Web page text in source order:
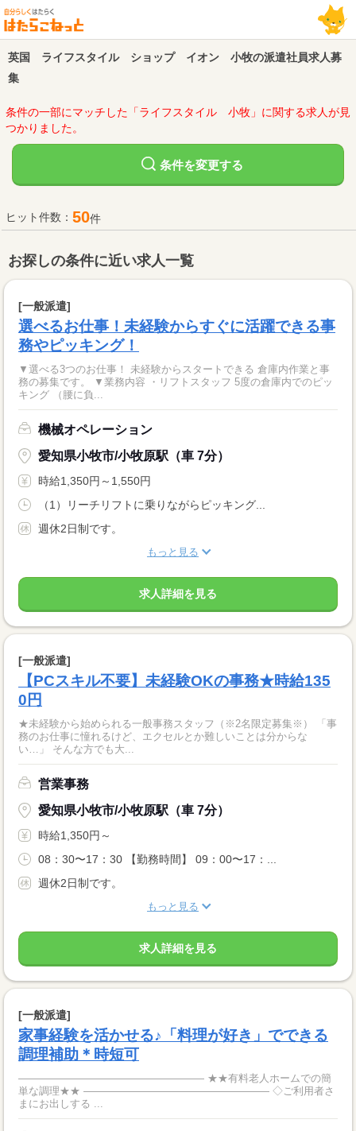
英国 ライフスタイル ショップ イオン 小牧の派遣社員求人募
集
条件の一部にマッチした「ライフスタイル 小牧」に関する求人が見
つかりました。
条件を変更する
ヒット件数： 50件
お探しの条件に近い求人一覧
[一般派遣]
選べるお仕事！未経験からすぐに活躍できる事
務やピッキング！
▼選べる3つのお仕事！ 未経験からスタートできる 倉庫内作業と事
務の募集です。 ▼業務内容 ・リフトスタッフ 5度の倉庫内でのピッ
キング （腰に負...
機械オペレーション
愛知県小牧市/小牧原駅（車 7分）
時給1,350円～1,550円
（1）リーチリフトに乗りながらピッキング...
週休2日制です。
もっと見る
求人詳細を見る
[一般派遣]
【PCスキル不要】未経験OKの事務★時給135
0円
★未経験から始められる一般事務スタッフ（※2名限定募集※） 「事
務のお仕事に憧れるけど、エクセルとか難しいことは分からな
い…」 そんな方でも大...
営業事務
愛知県小牧市/小牧原駅（車 7分）
時給1,350円～
08：30〜17：30 【勤務時間】 09：00〜17：...
週休2日制です。
もっと見る
求人詳細を見る
[一般派遣]
家事経験を活かせる♪「料理が好き」でできる
調理補助＊時短可
―――――――――――――――――― ★★有料老人ホームでの簡
単な調理★★ ―――――――――――――――――― ◇ご利用者さ
まにお出しする ...